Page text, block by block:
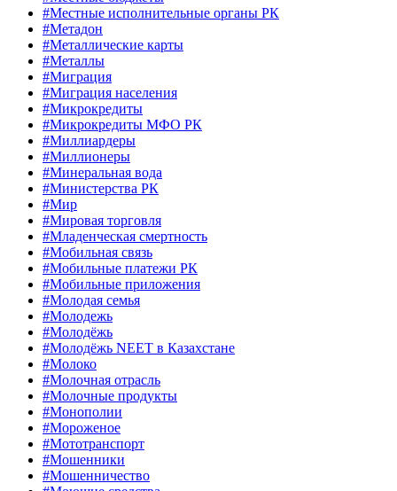
#Местные исполнительные органы РК
#Метадон
#Металлические карты
#Металлы
#Миграция
#Миграция населения
#Микрокредиты
#Микрокредиты МФО РК
#Миллиардеры
#Миллионеры
#Минеральная вода
#Министерства РК
#Мир
#Мировая торговля
#Младенческая смертность
#Мобильная связь
#Мобильные платежи РК
#Мобильные приложения
#Молодая семья
#Молодежь
#Молодёжь
#Молодёжь NEET в Казахстане
#Молоко
#Молочная отрасль
#Молочные продукты
#Монополии
#Мороженое
#Мототранспорт
#Мошенники
#Мошенничество